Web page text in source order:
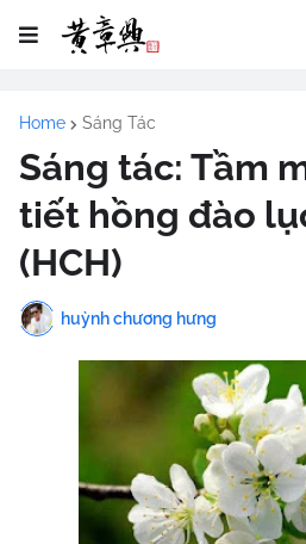
Home Sáng Tác
Sáng tác: Tầm
tiết hồng đào
(HCH)
huỳnh chương hưng